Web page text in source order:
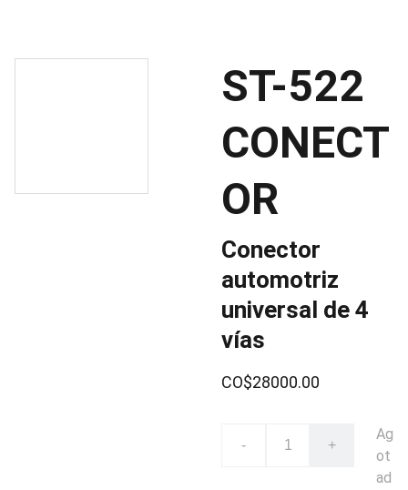
ST-522
CONECT
OR
Conector
automotriz
universal de 4
vías
CO$28000.00
- +
Ag
ot
ad